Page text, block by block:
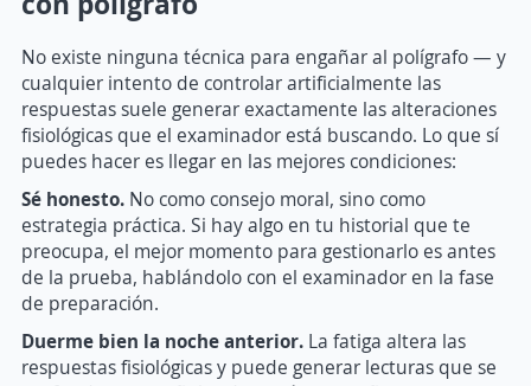
No existe ninguna técnica para engañar al polígrafo — y
cualquier intento de controlar artificialmente las
respuestas suele generar exactamente las alteraciones
fisiológicas que el examinador está buscando. Lo que sí
puedes hacer es llegar en las mejores condiciones:
Sé honesto. No como consejo moral, sino como
estrategia práctica. Si hay algo en tu historial que te
preocupa, el mejor momento para gestionarlo es antes
de la prueba, hablándolo con el examinador en la fase
de preparación.
Duerme bien la noche anterior. La fatiga altera las
respuestas fisiológicas y puede generar lecturas que se